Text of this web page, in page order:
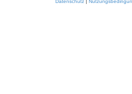
Datenschutz|